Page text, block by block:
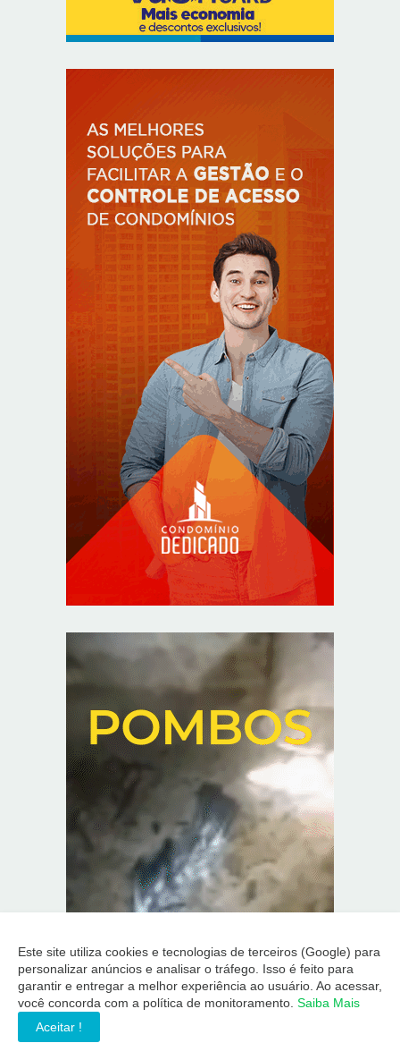
Este site utiliza cookies e tecnologias de terceiros (Google) para
personalizar anúncios e analisar o tráfego. Isso é feito para
garantir e entregar a melhor experiência ao usuário. Ao acessar,
você concorda com a política de monitoramento. Saiba Mais
Aceitar !